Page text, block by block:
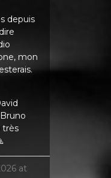
depuis
mon
très
at